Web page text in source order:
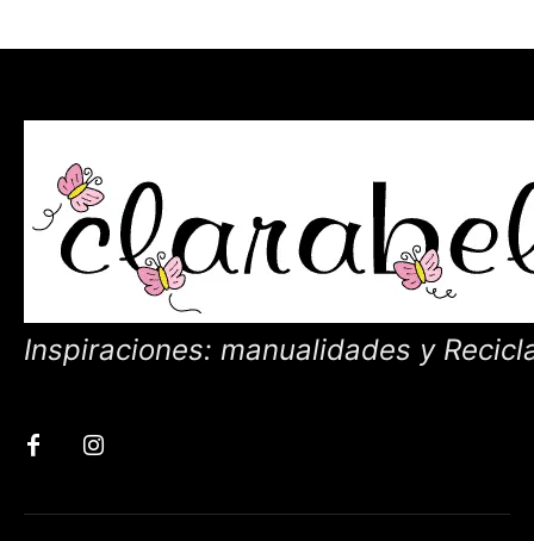
Inspiraciones: manualidades y